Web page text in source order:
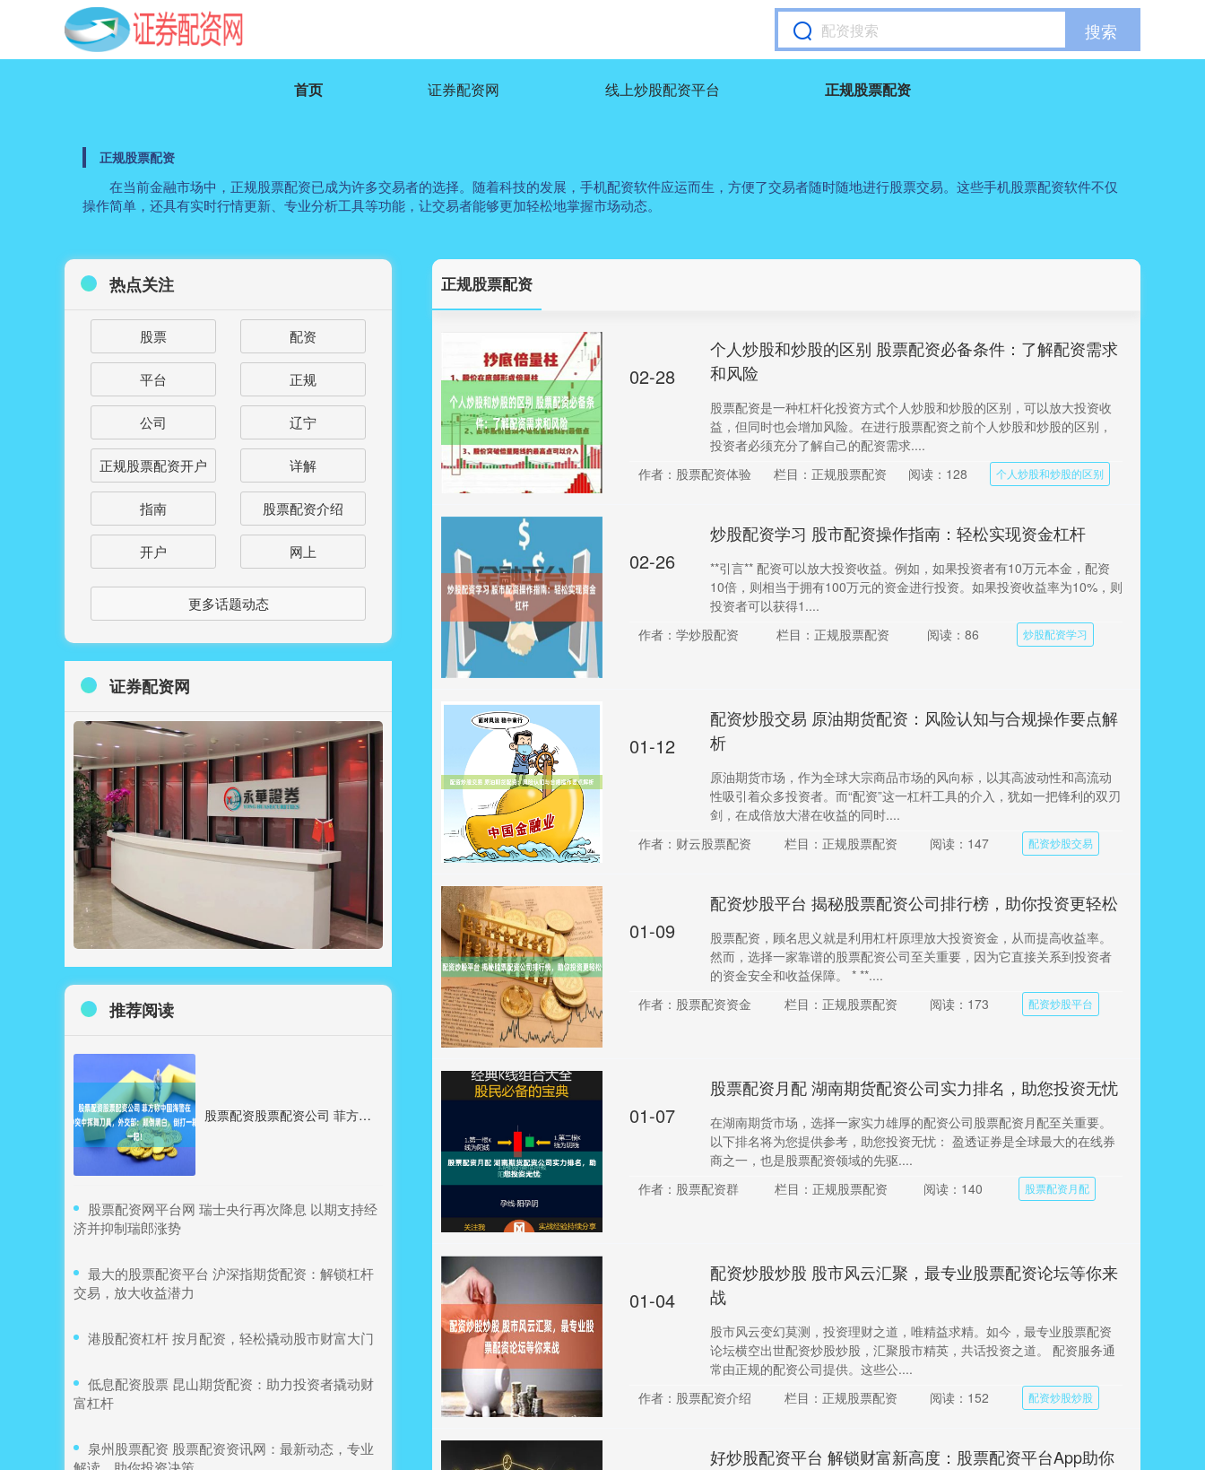
搜索
首页 证券配资网 线上炒股配资平台 正规股票配资
正规股票配资
在当前金融市场中，正规股票配资已成为许多交易者的选择。随着科技的发展，手机配资软件应运而生，方便了交易者随时随地进行股票交易。这些手机股票配资软件不仅
操作简单，还具有实时行情更新、专业分析工具等功能，让交易者能够更加轻松地掌握市场动态。
正规股票配资
02-28
个人炒股和炒股的区别 股票配资必备条件：了解配资需求
和风险
股票配资是一种杠杆化投资方式个人炒股和炒股的区别，可以放大投资收
益，但同时也会增加风险。在进行股票配资之前个人炒股和炒股的区别，
投资者必须充分了解自己的配资需求....
作者：股票配资体验
栏目：正规股票配资 阅读：128 个人炒股和炒股的区别
02-26
炒股配资学习 股市配资操作指南：轻松实现资金杠杆
**引言** 配资可以放大投资收益。例如，如果投资者有10万元本金，配资
10倍，则相当于拥有100万元的资金进行投资。如果投资收益率为10%，则
投资者可以获得1....
作者：学炒股配资
栏目：正规股票配资 阅读：86 炒股配资学习
01-12
配资炒股交易 原油期货配资：风险认知与合规操作要点解
析
原油期货市场，作为全球大宗商品市场的风向标，以其高波动性和高流动
性吸引着众多投资者。而“配资”这一杠杆工具的介入，犹如一把锋利的双刃
剑，在成倍放大潜在收益的同时....
作者：财云股票配资
栏目：正规股票配资 阅读：147 配资炒股交易
01-09
配资炒股平台 揭秘股票配资公司排行榜，助你投资更轻松
股票配资，顾名思义就是利用杠杆原理放大投资资金，从而提高收益率。
然而，选择一家靠谱的股票配资公司至关重要，因为它直接关系到投资者
的资金安全和收益保障。 * **....
作者：股票配资资金
栏目：正规股票配资 阅读：173 配资炒股平台
01-07
股票配资月配 湖南期货配资公司实力排名，助您投资无忧
在湖南期货市场，选择一家实力雄厚的配资公司股票配资月配至关重要。
以下排名将为您提供参考，助您投资无忧： 盈透证券是全球最大的在线券
商之一，也是股票配资领域的先驱....
作者：股票配资群
栏目：正规股票配资 阅读：140 股票配资月配
01-04
配资炒股炒股 股市风云汇聚，最专业股票配资论坛等你来
战
股市风云变幻莫测，投资理财之道，唯精益求精。如今，最专业股票配资
论坛横空出世配资炒股炒股，汇聚股市精英，共话投资之道。 配资服务通
常由正规的配资公司提供。这些公....
作者：股票配资介绍
栏目：正规股票配资 阅读：152 配资炒股炒股
好炒股配资平台 解锁财富新高度：股票配资平台App助你
热点关注
股票 配资
平台 正规
公司 辽宁
正规股票配资开户 详解
指南 股票配资介绍
开户 网上
更多话题动态
证券配资网
推荐阅读
股票配资股票配资公司 菲方称中国海警在冲突中挥舞刀具，外交部：颠倒黑白，倒打一耙！
​股票配资网平台网 瑞士央行再次降息 以期支持经
济并抑制瑞郎涨势
​最大的股票配资平台 沪深指期货配资：解锁杠杆
交易，放大收益潜力
​港股配资杠杆 按月配资，轻松撬动股市财富大门
​低息配资股票 昆山期货配资：助力投资者撬动财
富杠杆
​泉州股票配资 股票配资资讯网：最新动态，专业